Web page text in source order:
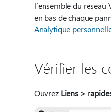
l’ensemble du réseau
en bas de chaque
Analytique
Vérifier les
Ouvrez Liens >